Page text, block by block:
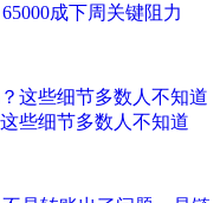
成下周关键阻力
些细节多数人不知道